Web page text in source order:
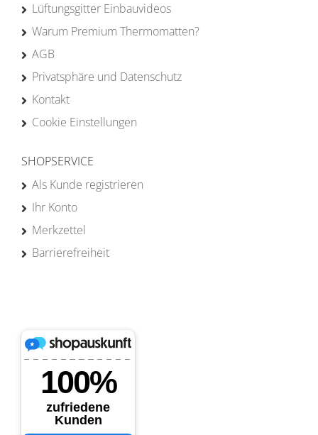
Lüftungsgitter Einbauvideos
Warum Premium Thermomatten?
AGB
Privatsphäre und Datenschutz
Kontakt
Cookie Einstellungen
SHOPSERVICE
Als Kunde registrieren
Ihr Konto
Merkzettel
Barrierefreiheit